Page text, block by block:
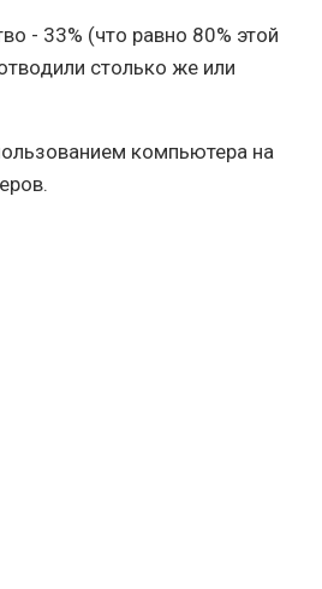
- 33% (что равно 80% этой
столько же или
компьютера на